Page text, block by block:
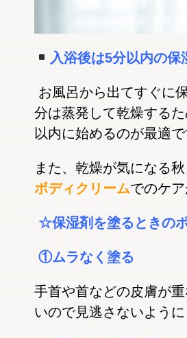
入浴後は5分以内の保
お風呂から出てすぐに
分は蒸発して乾燥する
以内に始めるのが最適で
また、乾燥が気になる
ボディクリームでのケア
☆保湿剤を塗るときの
①ムラなく塗る
手首や首などの皮膚が
いので見逃さないように